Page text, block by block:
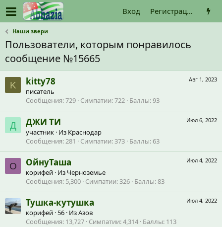
Вход Регистрация
Наши звери
Пользователи, которым понравилось
сообщение №15665
K
Авг 1, 2023
kitty78
писатель
Сообщения 729 Симпатии 722 Баллы 93
Д
Июл 6, 2022
ДЖИ ТИ
участник · Из Краснодар
Сообщения 281 Симпатии 373 Баллы 63
О
Июл 4, 2022
ОйнуТаша
корифей · Из Черноземье
Сообщения 5,300 Симпатии 326 Баллы 83
Июл 4, 2022
Тушка-кутушка
корифей · 56 · ИзАзов
Сообщения 13,727 Симпатии 4,314 Баллы 113